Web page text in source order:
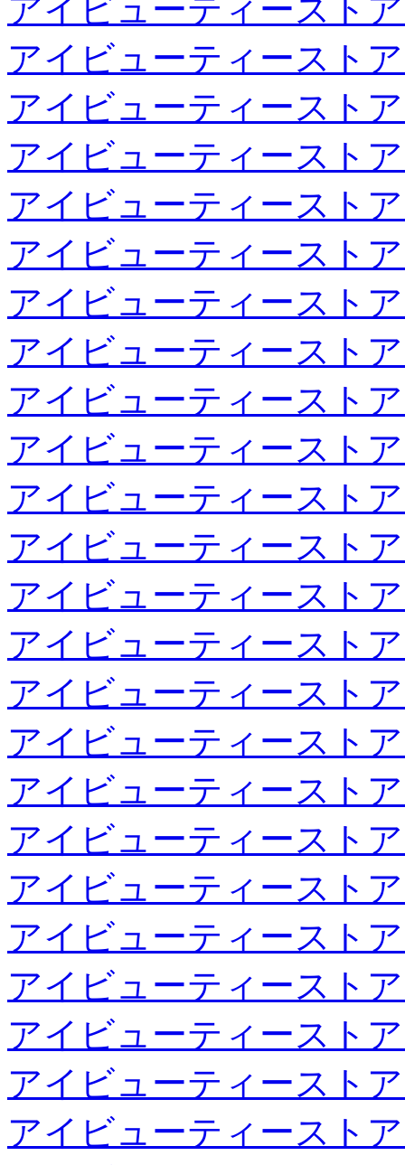
アイビューティースト
アイビューティースト
アイビューティースト
アイビューティースト
アイビューティースト
アイビューティースト
アイビューティースト
アイビューティースト
アイビューティースト
アイビューティースト
アイビューティースト
アイビューティースト
アイビューティースト
アイビューティースト
アイビューティースト
アイビューティースト
アイビューティースト
アイビューティースト
アイビューティースト
アイビューティースト
アイビューティースト
アイビューティースト
アイビューティースト
アイビューティースト